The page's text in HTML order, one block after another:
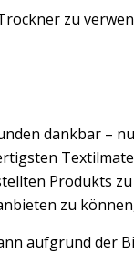
zu
dankbar –
Produkts
zu
aufgrund der